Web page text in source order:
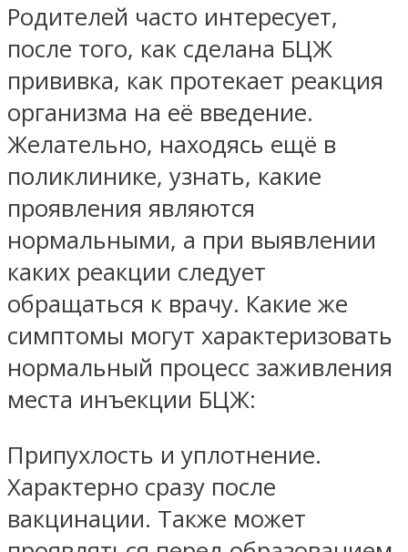
Родителей часто интересует,
после того, как сделана БЦЖ
прививка, как протекает реакция
организма на её введение.
Желательно, находясь ещё в
поликлинике, узнать, какие
проявления являются
нормальными, а при выявлении
каких реакции следует
обращаться к врачу. Какие же
симптомы могут характеризовать
нормальный процесс заживления
места инъекции БЦЖ:
Припухлость и уплотнение.
Характерно сразу после
вакцинации. Также может